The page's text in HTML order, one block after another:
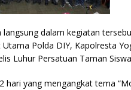
dalam kegiatan
Utama Polda DIY, Kapolresta
Luhur Persatuan Taman
hari yang mengangkat tema